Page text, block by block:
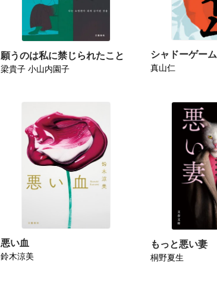
願うのは私に禁じられたこと
梁貴子 小山内園子
シャドーゲーム
真山仁
悪い血
鈴木涼美
もっと悪い妻
桐野夏生